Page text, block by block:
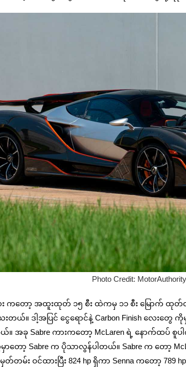
Photo Credit: MotorAuthority
တော့ အထူးထုတ် ၁၅ စီး ထဲကမှ ၁၁ စီး မြောက် ထုတ်
ေးတယ်။ ဒါ့အပြင် ငွေရောင်နဲ့ Carbon Finish လေးတွ
။ အခု Sabre ကားကတော့ McLaren ရဲ့ နောက်ထပ် စူ
ာတော့ Sabre က ပိုသာလွန်ပါတယ်။ Sabre က တော့
တ်တမ်း ဝင်ထားပြီး 824 hp ရှိကာ Senna ကတော့